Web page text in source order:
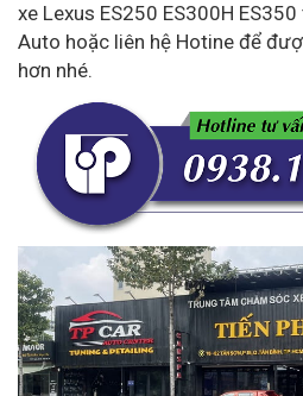
xe Lexus ES250 ES300H
Auto hoặc liên hệ Hotine để
hơn nhé.